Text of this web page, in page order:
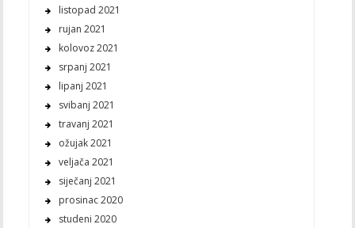
listopad 2021
rujan 2021
kolovoz 2021
srpanj 2021
lipanj 2021
svibanj 2021
travanj 2021
ožujak 2021
veljača 2021
siječanj 2021
prosinac 2020
studeni 2020